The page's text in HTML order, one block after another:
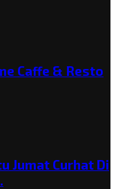
Caffe & Resto
Jumat Curhat Di